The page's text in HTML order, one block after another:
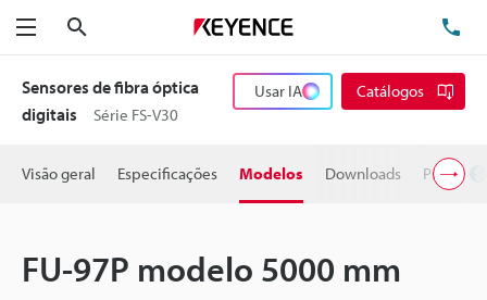
Menu
Sensores de fibra óptica
digitais
Série FS-V30
Usar IA Catálogos
Visão geral Especificações Modelos Downloads Preço
FU-97P modelo 5000 mm